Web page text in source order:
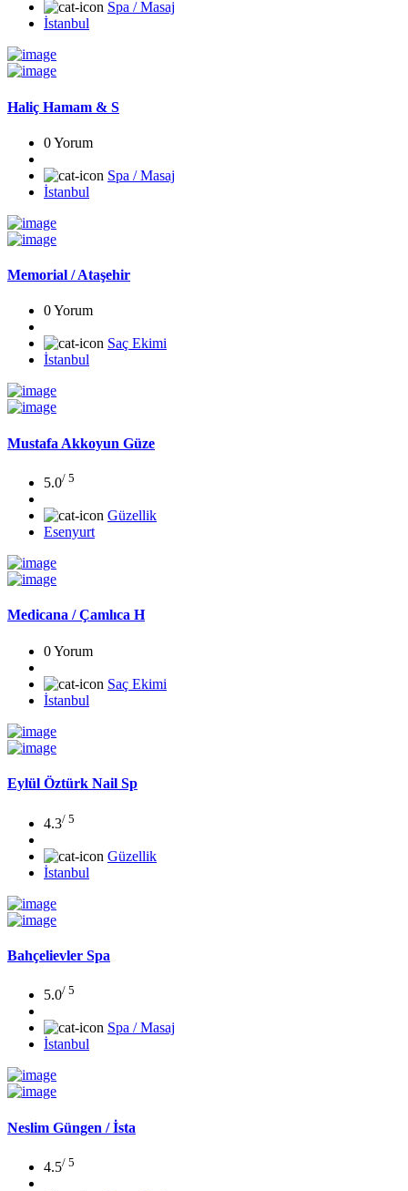
Spa / Masaj
İstanbul
Haliç Hamam & S
0 Yorum
Spa / Masaj
İstanbul
Memorial / Ataşehir
0 Yorum
Saç Ekimi
İstanbul
Mustafa Akkoyun Güze
5.0/ 5
Güzellik
Esenyurt
Medicana / Çamlıca H
0 Yorum
Saç Ekimi
İstanbul
Eylül Öztürk Nail Sp
4.3/ 5
Güzellik
İstanbul
Bahçelievler Spa
5.0/ 5
Spa / Masaj
İstanbul
Neslim Güngen / İsta
4.5/ 5